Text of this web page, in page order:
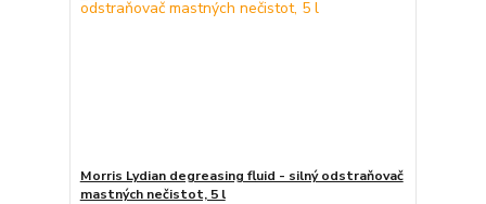
Morris Lydian degreasing fluid - silný odstraňovač
mastných nečistot, 5 l